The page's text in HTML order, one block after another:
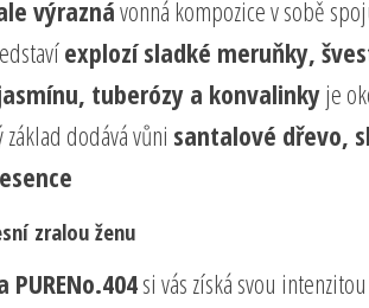
výraznávonná kompozice v sobě
explozí sladké meruňky,
tuberózy a konvalinkyje
základ dodává vůni santalové dřevo,
zralou ženu
si vás získá svou